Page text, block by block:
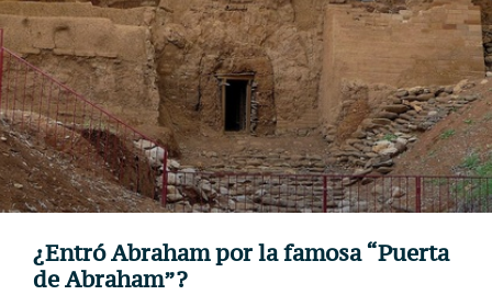
¿Entró Abraham por la famosa “Puerta
de Abraham”?